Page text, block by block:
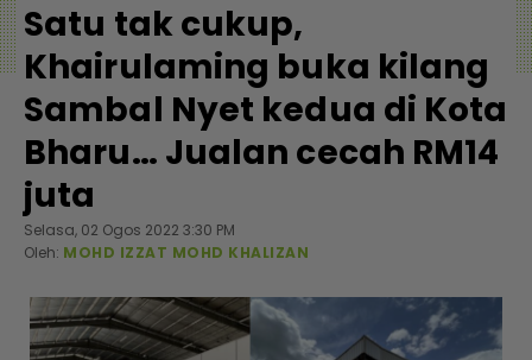
Satu tak cukup,
Khairulaming buka kilang
Sambal Nyet kedua di Kota
Bharu… Jualan cecah RM14
juta
Selasa, 02 Ogos 2022 3:30 PM
Oleh: MOHD IZZAT MOHD KHALIZAN